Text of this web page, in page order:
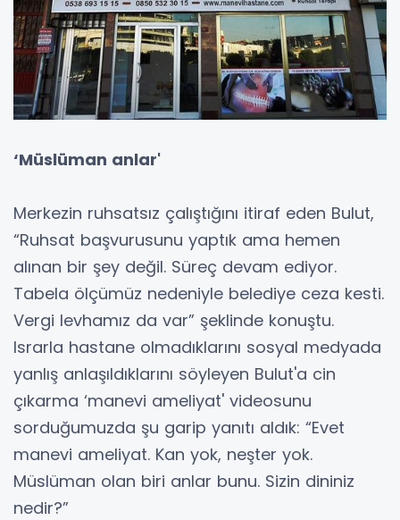
‘Müslüman anlar'
Merkezin ruhsatsız çalıştığını itiraf eden Bulut,
“Ruhsat başvurusunu yaptık ama hemen
alınan bir şey değil. Süreç devam ediyor.
Tabela ölçümüz nedeniyle belediye ceza kesti.
Vergi levhamız da var” şeklinde konuştu.
Israrla hastane olmadıklarını sosyal medyada
yanlış anlaşıldıklarını söyleyen Bulut'a cin
çıkarma ‘manevi ameliyat' videosunu
sorduğumuzda şu garip yanıtı aldık: “Evet
manevi ameliyat. Kan yok, neşter yok.
Müslüman olan biri anlar bunu. Sizin dininiz
nedir?”